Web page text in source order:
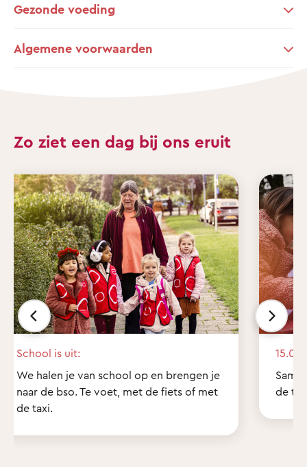
Gezonde voeding
Algemene voorwaarden
Zo ziet een dag bij ons eruit
School is uit:
We halen je van school op en brengen je
naar de bso. Te voet, met de fiets of met
de taxi.
15.00
de